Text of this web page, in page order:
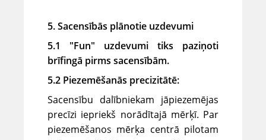
5. Sacensībās plānotie uzdevumi
5.1 "Fun" uzdevumi tiks paziņoti
brīfingā pirms sacensībām.
5.2 Piezemēšanās precizitātē:
Sacensību dalībniekam jāpiezemējas
precīzi iepriekš norādītajā mērķī. Par
piezemēšanos mērķa centrā pilotam